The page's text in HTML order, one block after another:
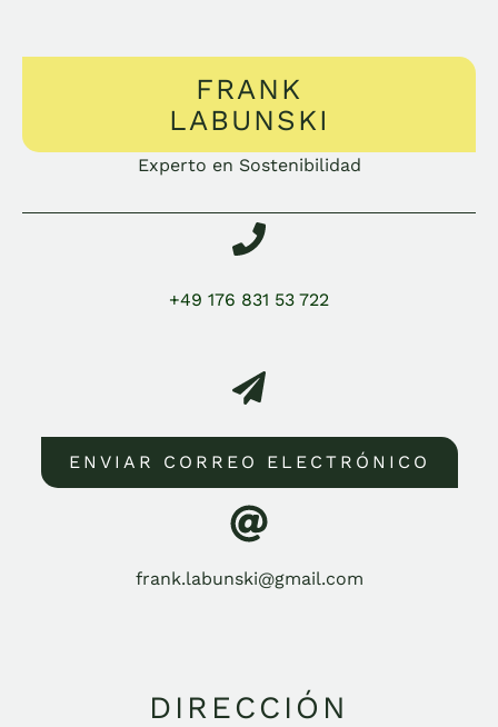
FRANK
LABUNSKI
Experto en Sostenibilidad
+49 176 831 53 722
ENVIAR CORREO ELECTRÓNICO
frank.labunski@gmail.com
DIRECCIÓN